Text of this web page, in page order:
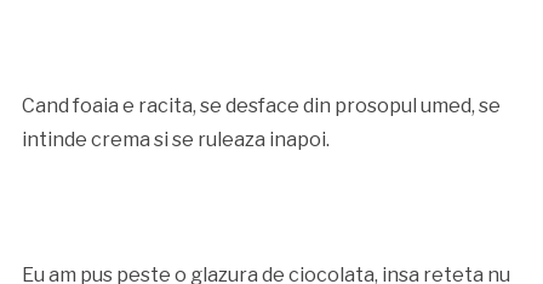
Cand foaia e racita, se desface din prosopul umed, se
intinde crema si se ruleaza inapoi.
Eu am pus peste o glazura de ciocolata, insa reteta nu